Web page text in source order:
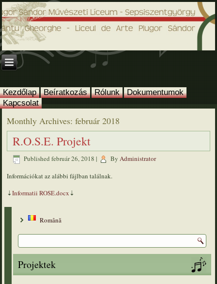
Kezdőlap Beíratkozás Rólunk
Dokumentumok
Kapcsolat
Monthly Archives:február 2018
R.O.S.E. Projekt
Published február 26, 2018 | By Administrator
Információkat az alábbi fájlban találnak.
⇣Informatii ROSE.docx ⇣
Română
Projektek